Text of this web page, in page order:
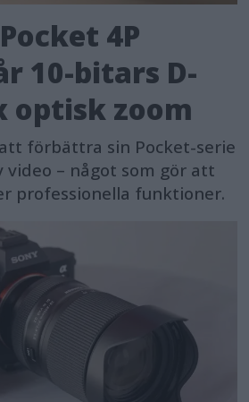
4P
10-bitars D-
optisk zoom
förbättra sin Pocket-serie
– något som gör att
professionella funktioner.